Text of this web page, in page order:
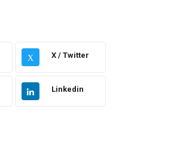
Tanıtıcı Reklam
X X / Twitter
Linkedin